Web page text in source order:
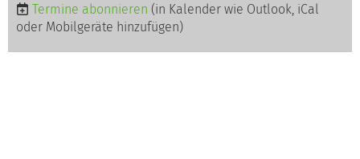
Termine abonnieren (in Kalender wie Outlook, iCal
oder Mobilgeräte hinzufügen)